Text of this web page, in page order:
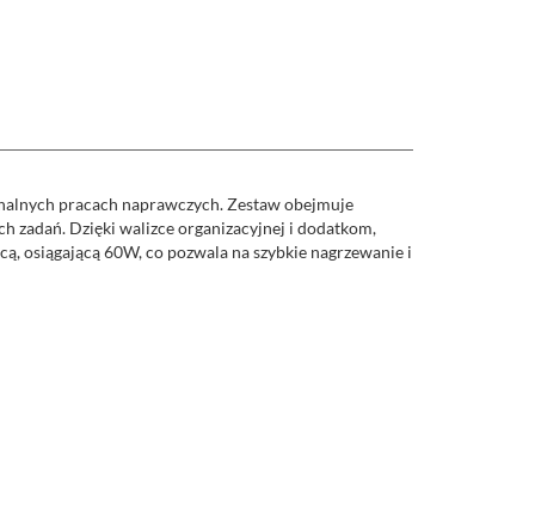
pracach naprawczych. Zestaw obejmuje
zadań. Dzięki walizce organizacyjnej i dodatkom,
osiągającą 60W, co pozwala na szybkie nagrzewanie i